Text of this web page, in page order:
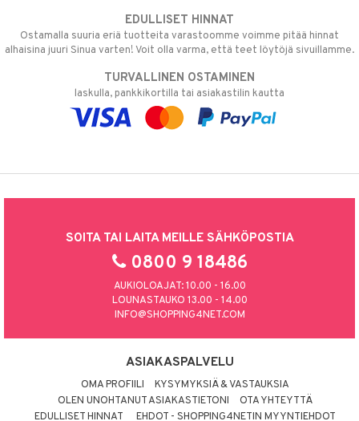
EDULLISET HINNAT
Ostamalla suuria eriä tuotteita varastoomme voimme pitää hinnat
alhaisina juuri Sinua varten! Voit olla varma, että teet löytöjä sivuillamme.
TURVALLINEN OSTAMINEN
laskulla, pankkikortilla tai asiakastilin kautta
SOITA TAI LAITA MEILLE SÄHKÖPOSTIA
0800 9 18486
AUKIOLOAJAT: 10.00 - 16.00
LOUNASTAUKO 13.00 - 14.00
INFO@SHOPPING4NET.COM
ASIAKASPALVELU
OMA PROFIILI
KYSYMYKSIÄ & VASTAUKSIA
OLEN UNOHTANUT ASIAKASTIETONI
OTA YHTEYTTÄ
EDULLISET HINNAT
EHDOT - SHOPPING4NETIN MYYNTIEHDOT